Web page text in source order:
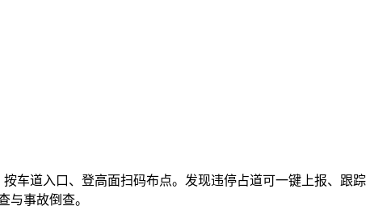
车道入口、登高面扫码布点。发现违停占道可一键上报、跟
与事故倒查。